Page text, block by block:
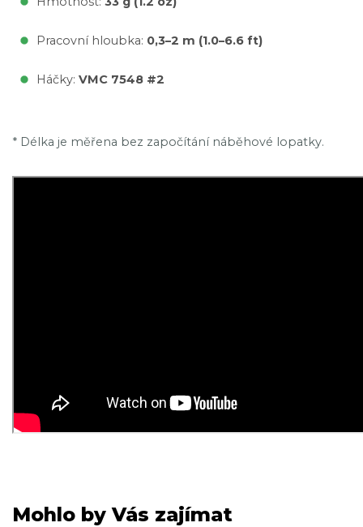
Pracovní hloubka: 0,3–2 m (1.0–6.6 ft)
Háčky: VMC 7548 #2
* Délka je měřena bez započítání náběhové lopatky.
Mohlo by Vás zajímat